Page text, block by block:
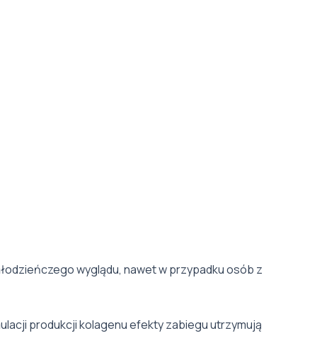
wyglądu, nawet w przypadku osób z
produkcji kolagenu efekty zabiegu utrzymują